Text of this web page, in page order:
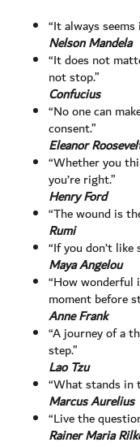
“It always
Nelson Mandela
“It does not
not stop.”
Confucius
“No one can
consent.”
Eleanor
“Whether you
you’re right.”
Henry Ford
“The wound is
Rumi
“If you don’t like
Maya Angelou
“How wonderful
moment before
Anne Frank
“A journey of a
step.”
Lao Tzu
“What stands in
Marcus Aurelius
“Live the
Rainer Maria